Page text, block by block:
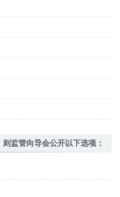
监管向导会公开以下选项：